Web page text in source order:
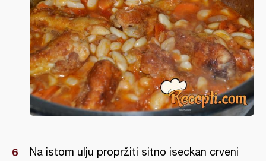
Na istom ulju propržiti sitno iseckan crveni